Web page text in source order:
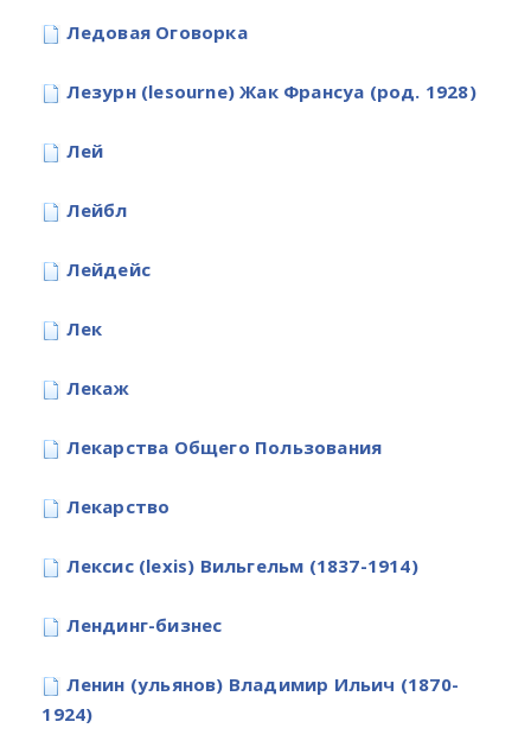
Ледовая Оговорка
Лезурн (lesourne) Жак Франсуа (род. 1928)
Лей
Лейбл
Лейдейс
Лек
Лекаж
Лекарства Общего Пользования
Лекарство
Лексис (lexis) Вильгельм (1837-1914)
Лендинг-бизнес
Ленин (ульянов) Владимир Ильич (1870-
1924)